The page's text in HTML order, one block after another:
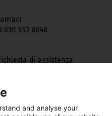
030 552 8048
di assistenza
and analyse your